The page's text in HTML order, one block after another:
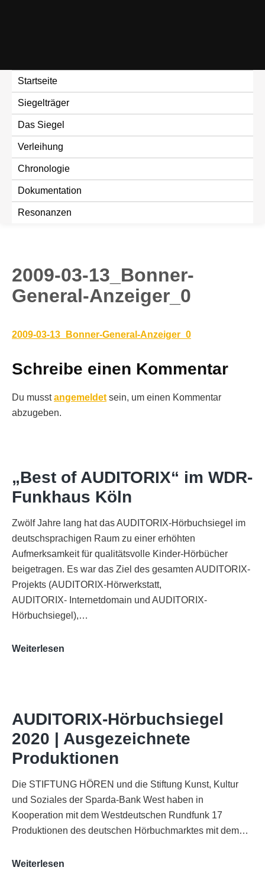
Startseite
Siegelträger
Das Siegel
Verleihung
Chronologie
Dokumentation
Resonanzen
2009-03-13_Bonner-
General-Anzeiger_0
2009-03-13_Bonner-General-Anzeiger_0
Schreibe einen Kommentar
Du musstangemeldet sein, um einen Kommentar
abzugeben.
„Best of AUDITORIX“ im WDR-
Funkhaus Köln
Zwölf Jahre lang hat das AUDITORIX-Hörbuchsiegel im
deutschsprachigen Raum zu einer erhöhten
Aufmerksamkeit für qualitätsvolle Kinder-Hörbücher
beigetragen. Es war das Ziel des gesamten AUDITORIX-
Projekts (AUDITORIX-Hörwerkstatt,
AUDITORIX- Internetdomain und AUDITORIX-
Hörbuchsiegel),…
Weiterlesen
Funkhaus
Köln
AUDITORIX-Hörbuchsiegel
2020 | Ausgezeichnete
Produktionen
Die STIFTUNG HÖREN und die Stiftung Kunst, Kultur
und Soziales der Sparda-Bank West haben in
Kooperation mit dem Westdeutschen Rundfunk 17
Produktionen des deutschen Hörbuchmarktes mit dem…
Weiterlesen